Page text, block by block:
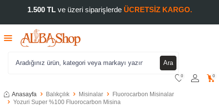
1.500 TLve üzeri siparişlerde ÜCRETSİZ KARGO.
Ara
0 0
Anasayfa Balıkçılık Misinalar
Fluorocarbon Misinalar
Yozuri Super %100 Fluorocarbon Misina